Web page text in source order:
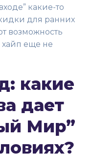
какие-то
для ранних
возможность
хайп еще не
какие
дает
Мир”